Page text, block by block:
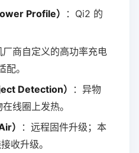
Profile）
：Qi2 的
厂商自定义的高功率充电
。
Detection）
：异物
线圈上发热。
）
：远程固件升级；本
收升级。